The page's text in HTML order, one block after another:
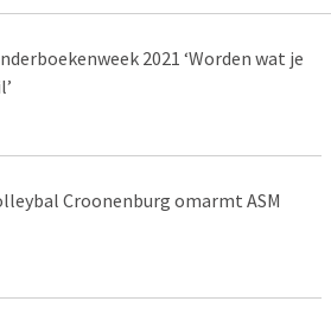
2021 ‘Worden wat je
Croonenburg omarmt ASM